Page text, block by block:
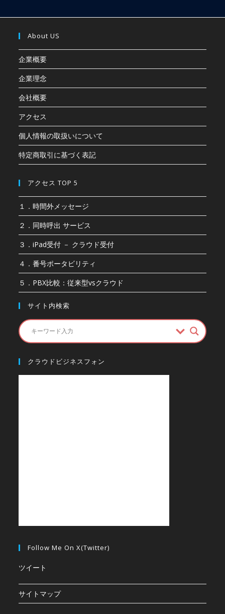
About US
企業概要
企業理念
会社概要
アクセス
個人情報の取扱いについて
特定商取引に基づく表記
アクセス TOP 5
１．時間外メッセージ
２．同時呼出 サービス
３．iPad受付 － クラウド受付
４．番号ポータビリティ
５．PBX比較：従来型vsクラウド
サイト内検索
クラウドビジネスフォン
Follow Me On X(Twitter)
ツイート
サイトマップ